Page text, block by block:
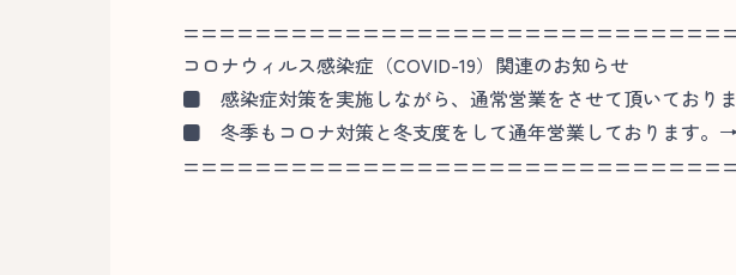
コロナウィルス感染症（COVID-19）関連のお知らせ
■ 感染症対策を実施しながら、通常営業をさせて頂いており
■ 冬季もコロナ対策と冬支度をして通年営業しております。→